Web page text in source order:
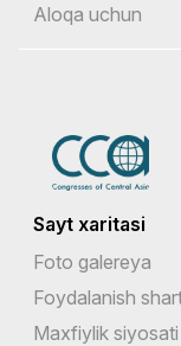
Aloqa uchun
Sayt xaritasi
Foto galereya
Foydalanish
Maxfiylik siyosati